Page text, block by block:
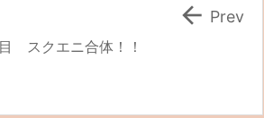
スクエニ合体！！
 Prev